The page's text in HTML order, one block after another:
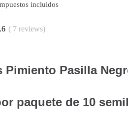
incluidos
( 7 reviews)
Pimiento Pasilla
paquete de 10